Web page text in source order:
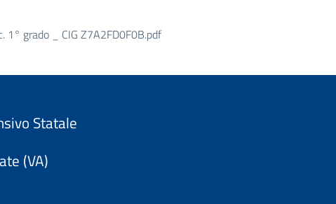
grado _ CIG Z7A2FD0F0B.pdf
Statale
(VA)